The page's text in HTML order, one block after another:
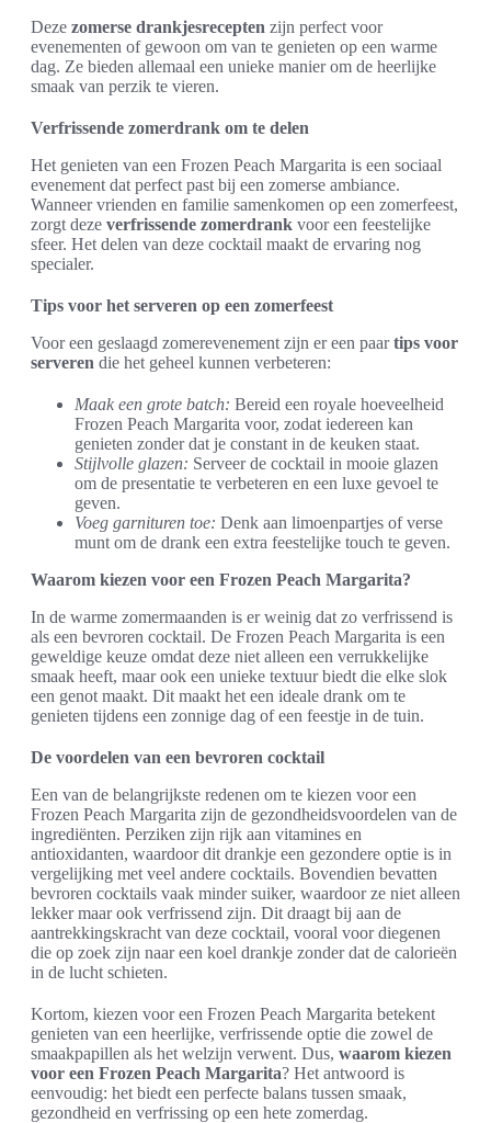
Deze zomerse drankjesrecepten zijn perfect voor
evenementen of gewoon om van te genieten op een warme
dag. Ze bieden allemaal een unieke manier om de heerlijke
smaak van perzik te vieren.
Verfrissende zomerdrank om te delen
Het genieten van een Frozen Peach Margarita is een sociaal
evenement dat perfect past bij een zomerse ambiance.
Wanneer vrienden en familie samenkomen op een zomerfeest,
zorgt deze verfrissende zomerdrank voor een feestelijke
sfeer. Het delen van deze cocktail maakt de ervaring nog
specialer.
Tips voor het serveren op een zomerfeest
Voor een geslaagd zomerevenement zijn er een paartips voor
serveren die het geheel kunnen verbeteren:
Maak een grote batch: Bereid een royale hoeveelheid
Frozen Peach Margarita voor, zodat iedereen kan
genieten zonder dat je constant in de keuken staat.
Stijlvolle glazen: Serveer de cocktail in mooie glazen
om de presentatie te verbeteren en een luxe gevoel te
geven.
Voeg garnituren toe: Denk aan limoenpartjes of verse
munt om de drank een extra feestelijke touch te geven.
Waarom kiezen voor een Frozen Peach Margarita?
In de warme zomermaanden is er weinig dat zo verfrissend is
als een bevroren cocktail. De Frozen Peach Margarita is een
geweldige keuze omdat deze niet alleen een verrukkelijke
smaak heeft, maar ook een unieke textuur biedt die elke slok
een genot maakt. Dit maakt het een ideale drank om te
genieten tijdens een zonnige dag of een feestje in de tuin.
De voordelen van een bevroren cocktail
Een van de belangrijkste redenen om te kiezen voor een
Frozen Peach Margarita zijn de gezondheidsvoordelen van de
ingrediënten. Perziken zijn rijk aan vitamines en
antioxidanten, waardoor dit drankje een gezondere optie is in
vergelijking met veel andere cocktails. Bovendien bevatten
bevroren cocktails vaak minder suiker, waardoor ze niet alleen
lekker maar ook verfrissend zijn. Dit draagt bij aan de
aantrekkingskracht van deze cocktail, vooral voor diegenen
die op zoek zijn naar een koel drankje zonder dat de calorieën
in de lucht schieten.
Kortom, kiezen voor een Frozen Peach Margarita betekent
genieten van een heerlijke, verfrissende optie die zowel de
smaakpapillen als het welzijn verwent. Dus, waarom kiezen
voor een Frozen Peach Margarita? Het antwoord is
eenvoudig: het biedt een perfecte balans tussen smaak,
gezondheid en verfrissing op een hete zomerdag.